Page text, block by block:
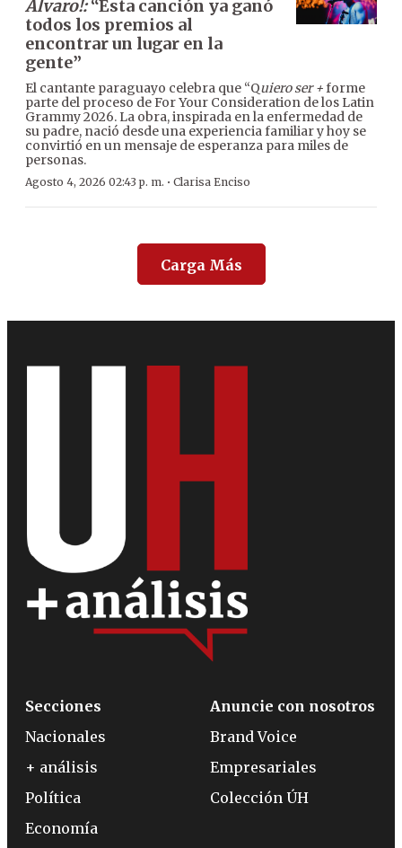
Alvaro!:“Esta canción ya ganó
todos los premios al
encontrar un lugar en la
gente”
El cantante paraguayo celebra que “Quiero ser +forme
parte del proceso de For Your Consideration de los Latin
Grammy 2026. La obra, inspirada en la enfermedad de
su padre, nació desde una experiencia familiar y hoy se
convirtió en un mensaje de esperanza para miles de
personas.
Agosto 4, 2026 02:43 p. m. · Clarisa Enciso
Carga Más
Secciones
Nacionales
+ análisis
Política
Economía
Anuncie con nosotros
Brand Voice
Empresariales
Colección ÚH